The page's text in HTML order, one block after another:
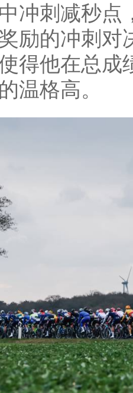
冲刺减秒
励的冲刺对
得他在总成
温格高。